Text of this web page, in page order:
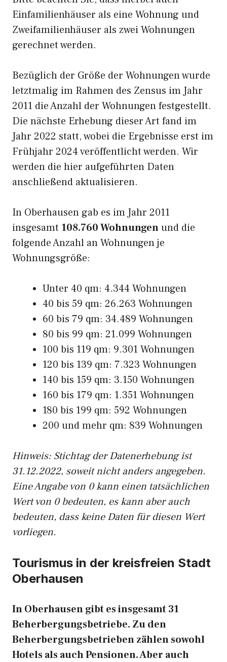
Einfamilienhäuser als eine Wohnung und
Zweifamilienhäuser als zwei Wohnungen
gerechnet werden.
Bezüglich der Größe der Wohnungen wurde
letztmalig im Rahmen des Zensus im Jahr
2011 die Anzahl der Wohnungen festgestellt.
Die nächste Erhebung dieser Art fand im
Jahr 2022 statt, wobei die Ergebnisse erst im
Frühjahr 2024 veröffentlicht werden. Wir
werden die hier aufgeführten Daten
anschließend aktualisieren.
In Oberhausen gab es im Jahr 2011
insgesamt 108.760 Wohnungenund die
folgende Anzahl an Wohnungen je
Wohnungsgröße:
Unter 40 qm: 4.344 Wohnungen
40 bis 59 qm: 26.263 Wohnungen
60 bis 79 qm: 34.489 Wohnungen
80 bis 99 qm: 21.099 Wohnungen
100 bis 119 qm: 9.301 Wohnungen
120 bis 139 qm: 7.323 Wohnungen
140 bis 159 qm: 3.150 Wohnungen
160 bis 179 qm: 1.351 Wohnungen
180 bis 199 qm: 592 Wohnungen
200 und mehr qm: 839 Wohnungen
Hinweis: Stichtag der Datenerhebung ist
31.12.2022, soweit nicht anders angegeben.
Eine Angabe von 0 kann einen tatsächlichen
Wert von 0 bedeuten, es kann aber auch
bedeuten, dass keine Daten für diesen Wert
vorliegen.
Tourismus in der kreisfreien Stadt
Oberhausen
In Oberhausen gibt es insgesamt 31
Beherbergungsbetriebe. Zu den
Beherbergungsbetrieben zählen sowohl
Hotels als auch Pensionen. Aber auch